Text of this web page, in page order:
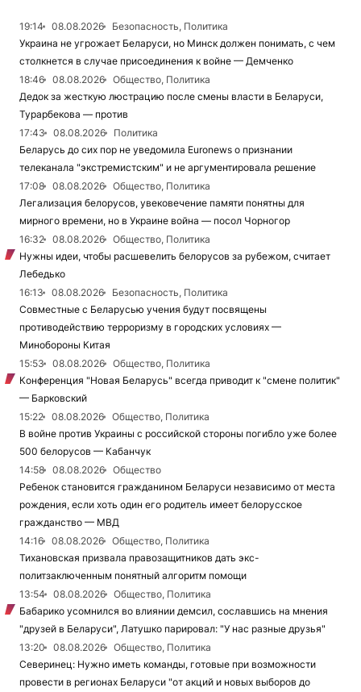
19:14 08.08.2026
Безопасность, Политика
Украина не угрожает Беларуси, но Минск должен понимать, с чем
столкнется в случае присоединения к войне — Демченко
18:46
08.08.2026
Общество, Политика
Дедок за жесткую люстрацию после смены власти в Беларуси,
Турарбекова — против
17:43
08.08.2026
Политика
Беларусь до сих пор не уведомила Euronews о признании
телеканала "экстремистским" и не аргументировала решение
17:08
08.08.2026
Общество, Политика
Легализация белорусов, увековечение памяти понятны для
мирного времени, но в Украине война — посол Чорногор
16:32
08.08.2026
Общество, Политика
Нужны идеи, чтобы расшевелить белорусов за рубежом, считает
Лебедько
16:13
08.08.2026
Безопасность, Политика
Совместные с Беларусью учения будут посвящены
противодействию терроризму в городских условиях —
Минобороны Китая
15:53
08.08.2026
Общество, Политика
Конференция "Новая Беларусь" всегда приводит к "смене политик"
— Барковский
15:22
08.08.2026
Общество, Политика
В войне против Украины с российской стороны погибло уже более
500 белорусов — Кабанчук
14:58
08.08.2026
Общество
Ребенок становится гражданином Беларуси независимо от места
рождения, если хоть один его родитель имеет белорусское
гражданство — МВД
14:16
08.08.2026
Общество, Политика
Тихановская призвала правозащитников дать экс-
политзаключенным понятный алгоритм помощи
13:54
08.08.2026
Общество, Политика
Бабарико усомнился во влиянии демсил, сославшись на мнения
"друзей в Беларуси", Латушко парировал: "У нас разные друзья"
13:20
08.08.2026
Общество, Политика
Северинец: Нужно иметь команды, готовые при возможности
провести в регионах Беларуси "от акций и новых выборов до